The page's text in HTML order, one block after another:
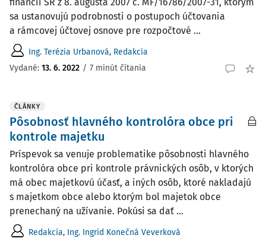
sa ustanovujú podrobnosti o postupoch účtovania
a rámcovej účtovej osnove pre rozpočtové ...
Ing. Terézia Urbanová, Redakcia
Vydané: 13. 6. 2022 / 7 minút čítania
ČLÁNKY
Pôsobnosť hlavného kontrolóra obce pri
kontrole majetku
Príspevok sa venuje problematike pôsobnosti hlavného
kontrolóra obce pri kontrole právnických osôb, v ktorých
má obec majetkovú účasť, a iných osôb, ktoré nakladajú
s majetkom obce alebo ktorým bol majetok obce
prenechaný na užívanie. Pokúsi sa dať ...
Redakcia, Ing. Ingrid Konečná Veverková